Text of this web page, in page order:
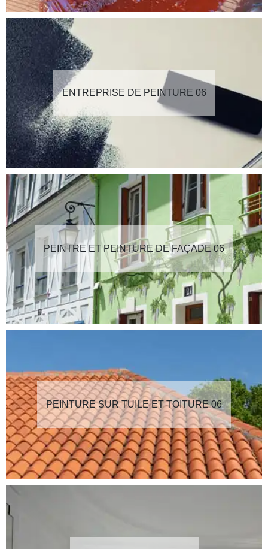
ENTREPRISE DE PEINTURE 06
PEINTRE ET PEINTURE DE FAÇADE 06
PEINTURE SUR TUILE ET TOITURE 06